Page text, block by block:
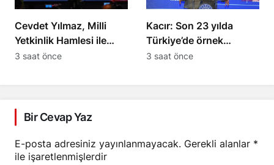
Cevdet Yılmaz, Milli
Yetkinlik Hamlesi ile
küresel yetenek ağı
3 saat önce
Kacır: Son 23 yılda
Türkiye’de örnek
kalkınma hamlesi
3 saat önce
Bir Cevap Yaz
E-posta adresiniz yayınlanmayacak. Gerekli alanlar *
ile işaretlenmişlerdir